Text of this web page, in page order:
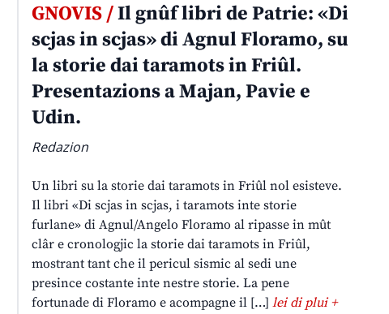
GNOVIS /Il gnûf libri de Patrie: «Di
scjas in scjas» di Agnul Floramo, su
la storie dai taramots in Friûl.
Presentazions a Majan, Pavie e
Udin.
Redazion
Un libri su la storie dai taramots in Friûl nol esisteve.
Il libri «Di scjas in scjas, i taramots inte storie
furlane» di Agnul/Angelo Floramo al ripasse in mût
clâr e cronologjic la storie dai taramots in Friûl,
mostrant tant che il pericul sismic al sedi une
presince costante inte nestre storie. La pene
fortunade di Floramo e acompagne il […]lei di plui +